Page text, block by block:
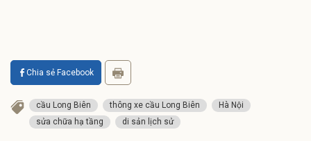
Chia sẻ Facebook
cầu Long Biên thông xe cầu Long Biên
Hà Nội
sửa chữa hạ tầng
di sản lịch sử